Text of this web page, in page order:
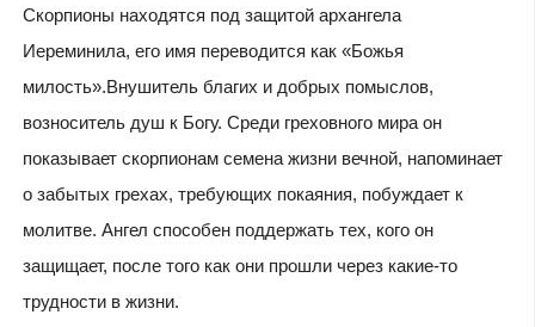
Скорпионы находятся под защитой архангела
Иереминила, его имя переводится как «Божья
милость».Внушитель благих и добрых помыслов,
возноситель душ к Богу. Среди греховного мира он
показывает скорпионам семена жизни вечной, напоминает
о забытых грехах, требующих покаяния, побуждает к
молитве. Ангел способен поддержать тех, кого он
защищает, после того как они прошли через какие-то
трудности в жизни.